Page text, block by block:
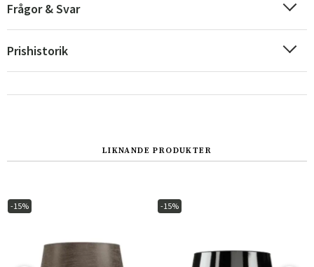
Suomi
Frågor & Svar
Prishistorik
LIKNANDE PRODUKTER
-15% -15%